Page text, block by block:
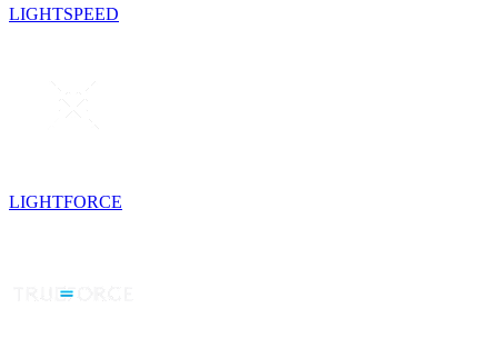
LIGHTSPEED
LIGHTFORCE